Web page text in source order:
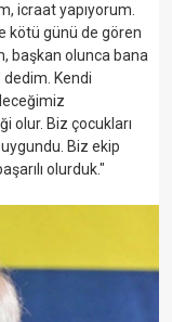
icraat yapıyorum.
kötü günü de gören
başkan olunca bana
dedim. Kendi
olur. Biz çocukları
Biz ekip
olurduk."